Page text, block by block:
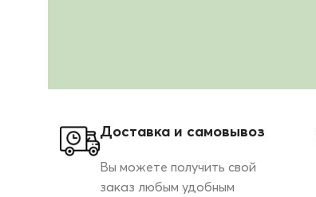
Доставка и самовывоз
Вы можете получить свой
заказ любым удобным